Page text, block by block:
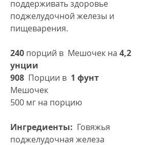
поддерживать здоровье
поджелудочной железы и
пищеварения.
240 порций в Мешочек на 4,2
унции
908 Порции в 1 фунт
Мешочек
500 мг на порцию
Ингредиенты: Говяжья
поджелудочная железа